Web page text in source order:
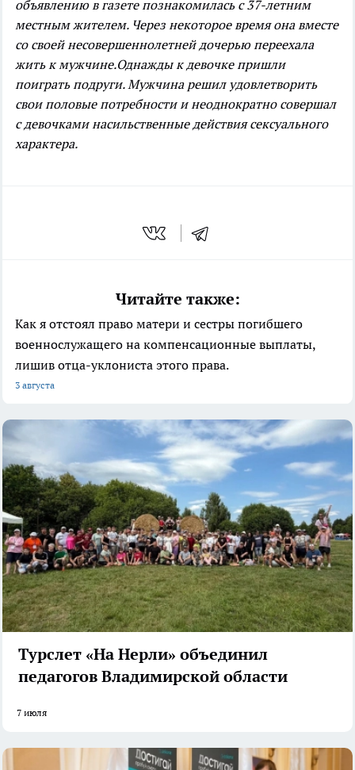
объявлению в газете познакомилась с 37-летним
местным жителем. Через некоторое время она вместе
со своей несовершеннолетней дочерью переехала
жить к мужчине.Однажды к девочке пришли
поиграть подруги. Мужчина решил удовлетворить
свои половые потребности и неоднократно совершал
с девочками насильственные действия сексуального
характера.
Читайте также:
Как я отстоял право матери и сестры погибшего
военнослужащего на компенсационные выплаты,
лишив отца-уклониста этого права.
3 августа
Турслет «На Нерли» объединил
педагогов Владимирской области
7 июля